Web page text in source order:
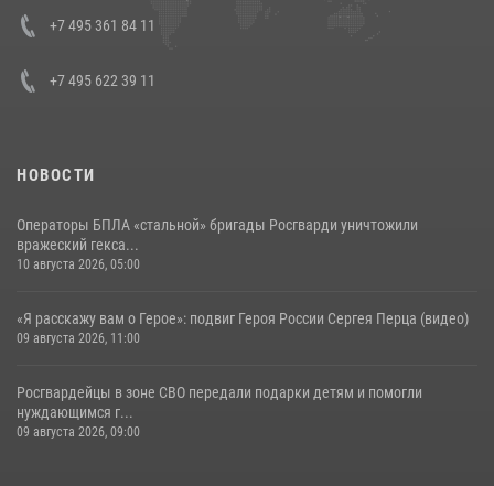
14 июля 2026, 12:20
+7 495 361 84 11
+7 495 622 39 11
НОВОСТИ
Операторы БПЛА «стальной» бригады Росгварди уничтожили
вражеский гекса...
10 августа 2026, 05:00
«Я расскажу вам о Герое»: подвиг Героя России Сергея Перца (видео)
09 августа 2026, 11:00
Росгвардейцы в зоне СВО передали подарки детям и помогли
нуждающимся г...
09 августа 2026, 09:00